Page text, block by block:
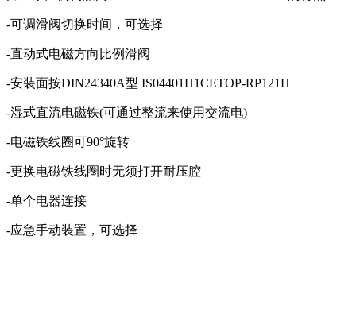
-可调滑阀切换时间，可选择
-直动式电磁方向比例滑阀
-安装面按DIN24340A型 IS04401H1CETOP-RP121H
-湿式直流电磁铁(可通过整流来使用交流电)
-电磁铁线圈可90°旋转
-更换电磁铁线圈时无须打开耐压腔
-单个电器连接
-应急手动装置，可选择